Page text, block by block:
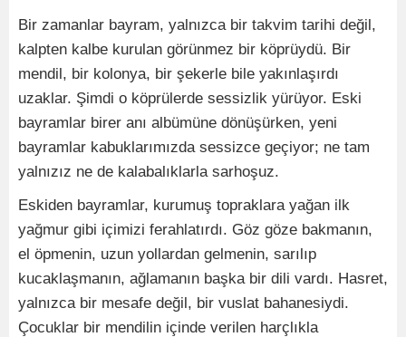
Bir zamanlar bayram, yalnızca bir takvim tarihi değil,
kalpten kalbe kurulan görünmez bir köprüydü. Bir
mendil, bir kolonya, bir şekerle bile yakınlaşırdı
uzaklar. Şimdi o köprülerde sessizlik yürüyor. Eski
bayramlar birer anı albümüne dönüşürken, yeni
bayramlar kabuklarımızda sessizce geçiyor; ne tam
yalnızız ne de kalabalıklarla sarhoşuz.
Eskiden bayramlar, kurumuş topraklara yağan ilk
yağmur gibi içimizi ferahlatırdı. Göz göze bakmanın,
el öpmenin, uzun yollardan gelmenin, sarılıp
kucaklaşmanın, ağlamanın başka bir dili vardı. Hasret,
yalnızca bir mesafe değil, bir vuslat bahanesiydi.
Çocuklar bir mendilin içinde verilen harçlıkla